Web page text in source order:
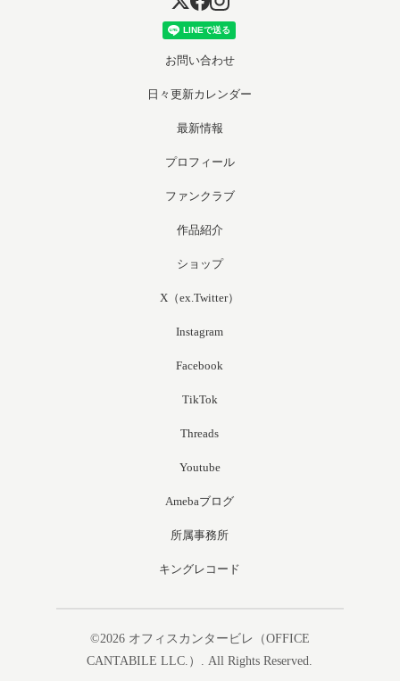
お問い合わせ
日々更新カレンダー
最新情報
プロフィール
ファンクラブ
作品紹介
ショップ
X（ex.Twitter）
Instagram
Facebook
TikTok
Threads
Youtube
Amebaブログ
所属事務所
キングレコード
©2026 オフィスカンタービレ（OFFICE
CANTABILE LLC.）
. All Rights Reserved.